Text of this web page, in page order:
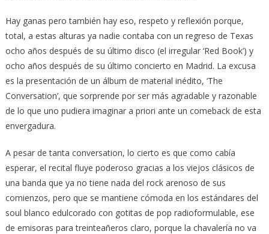
Hay ganas pero también hay eso, respeto y reflexión porque,
total, a estas alturas ya nadie contaba con un regreso de Texas
ocho años después de su último disco (el irregular ‘Red Book’) y
ocho años después de su último concierto en Madrid. La excusa
es la presentación de un álbum de material inédito, ‘The
Conversation’, que sorprende por ser más agradable y razonable
de lo que uno pudiera imaginar a priori ante un comeback de esta
envergadura.
A pesar de tanta conversation, lo cierto es que como cabía
esperar, el recital fluye poderoso gracias a los viejos clásicos de
una banda que ya no tiene nada del rock arenoso de sus
comienzos, pero que se mantiene cómoda en los estándares del
soul blanco edulcorado con gotitas de pop radioformulable, ese
de emisoras para treinteañeros claro, porque la chavalería no va